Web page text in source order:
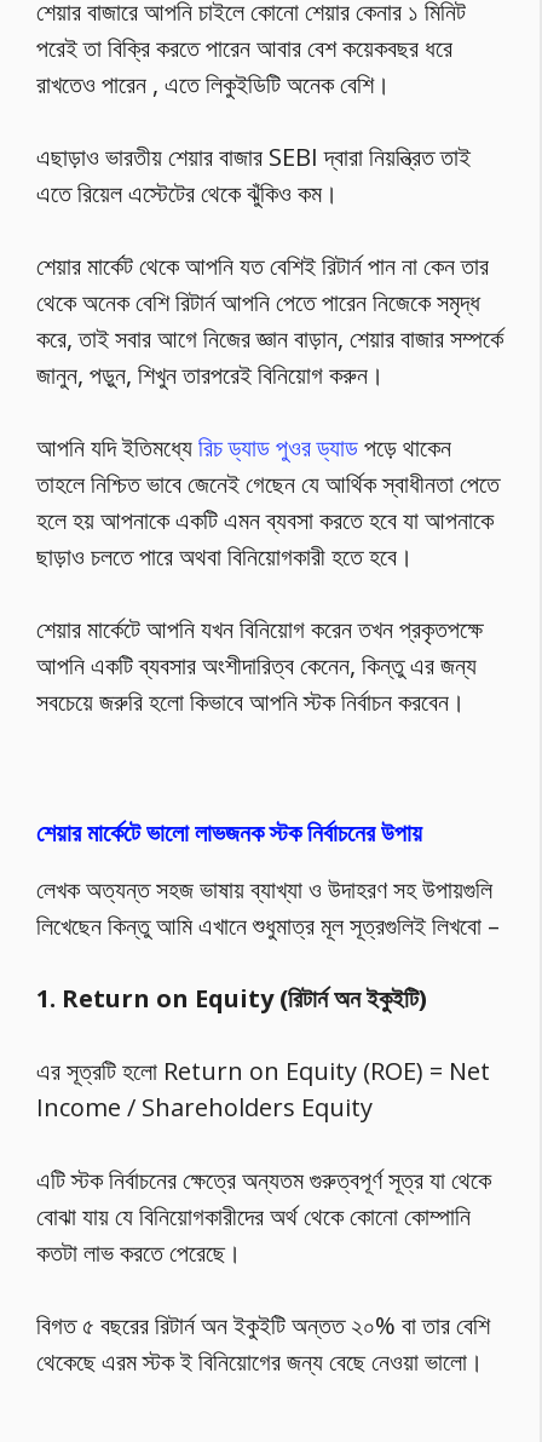
শেয়ার বাজারে আপনি চাইলে কোনো শেয়ার কেনার ১ মিনিট
পরেই তা বিক্রি করতে পারেন আবার বেশ কয়েকবছর ধরে
রাখতেও পারেন , এতে লিকুইডিটি অনেক বেশি।
এছাড়াও ভারতীয় শেয়ার বাজার SEBI দ্বারা নিয়ন্ত্রিত তাই
এতে রিয়েল এস্টেটের থেকে ঝুঁকিও কম।
শেয়ার মার্কেট থেকে আপনি যত বেশিই রিটার্ন পান না কেন তার
থেকে অনেক বেশি রিটার্ন আপনি পেতে পারেন নিজেকে সমৃদ্ধ
করে, তাই সবার আগে নিজের জ্ঞান বাড়ান, শেয়ার বাজার সম্পর্কে
জানুন, পড়ুন, শিখুন তারপরেই বিনিয়োগ করুন।
আপনি যদি ইতিমধ্যেরিচ ড্যাড পুওর ড্যাডপড়ে থাকেন
তাহলে নিশ্চিত ভাবে জেনেই গেছেন যে আর্থিক স্বাধীনতা পেতে
হলে হয় আপনাকে একটি এমন ব্যবসা করতে হবে যা আপনাকে
ছাড়াও চলতে পারে অথবা বিনিয়োগকারী হতে হবে।
শেয়ার মার্কেটে আপনি যখন বিনিয়োগ করেন তখন প্রকৃতপক্ষে
আপনি একটি ব্যবসার অংশীদারিত্ব কেনেন, কিন্তু এর জন্য
সবচেয়ে জরুরি হলো কিভাবে আপনি স্টক নির্বাচন করবেন।
শেয়ার মার্কেটে ভালো লাভজনক স্টক নির্বাচনের উপায়
লেখক অত্যন্ত সহজ ভাষায় ব্যাখ্যা ও উদাহরণ সহ উপায়গুলি
লিখেছেন কিন্তু আমি এখানে শুধুমাত্র মূল সূত্রগুলিই লিখবো –
1. Return on Equity (রিটার্ন অন ইকুইটি)
এর সূত্রটি হলো Return on Equity (ROE) = Net
Income / Shareholders Equity
এটি স্টক নির্বাচনের ক্ষেত্রে অন্যতম গুরুত্বপূর্ণ সূত্র যা থেকে
বোঝা যায় যে বিনিয়োগকারীদের অর্থ থেকে কোনো কোম্পানি
কতটা লাভ করতে পেরেছে।
বিগত ৫ বছরের রিটার্ন অন ইকুইটি অন্তত ২০% বা তার বেশি
থেকেছে এরম স্টক ই বিনিয়োগের জন্য বেছে নেওয়া ভালো।